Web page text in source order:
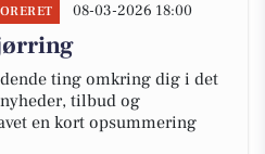
08-03-2026 18:00
ting omkring dig i det
tilbud og
en kort opsummering